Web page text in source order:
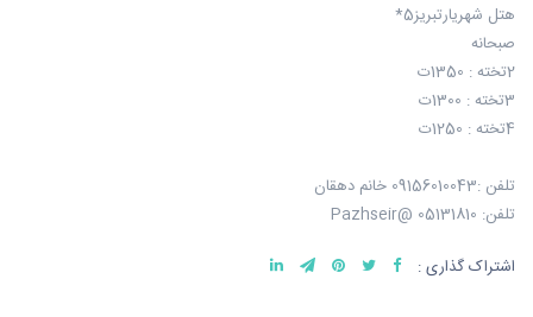
هتل شهریارتبریز5*
صبحانه
2تخته : 1350ت
3تخته : 1300ت
4تخته : 1250ت
تلفن :09156010043 خانم دهقان
تلفن: 05131810 @Pazhseir
اشتراک گذاری :